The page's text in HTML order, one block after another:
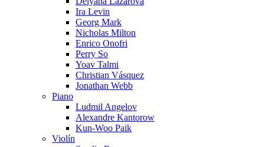
Ira Levin
Georg Mark
Nicholas Milton
Enrico Onofri
Perry So
Yoav Talmi
Christian Vásquez
Jonathan Webb
Piano
Ludmil Angelov
Alexandre Kantorow
Kun-Woo Paik
Violín